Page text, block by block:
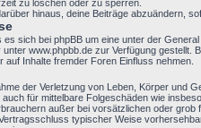
zu löschen oder zu sperren.
hinaus, deine Beiträge abzuändern,
sich bei phpBB um eine unter der
www.phpbb.de zur Verfügung gestellt.
Inhalte fremder Foren Einfluss nehmen.
der Verletzung von Leben, Körper und
für mittelbare Folgeschäden wie
außer bei vorsätzlichen oder
typischer Weise